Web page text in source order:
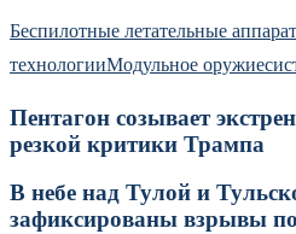
Беспилотные летательные
технологииМодульное оружие
Пентагон созывает
резкой критики Трампа
В небе над Тулой и
зафиксированы взрывы